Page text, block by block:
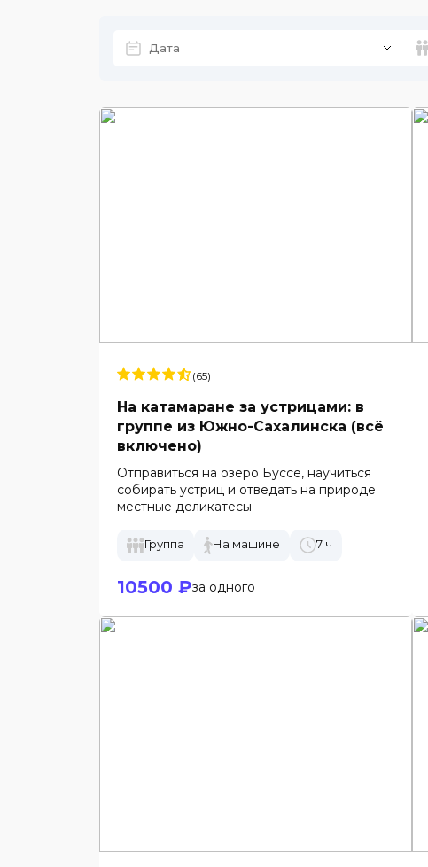
(65)
На катамаране за устрицами: в
группе из Южно-Сахалинска (всё
включено)
Отправиться на озеро Буссе, научиться
собирать устриц и отведать на природе
местные деликатесы
Группа На машине 7 ч
10500 ₽за одного